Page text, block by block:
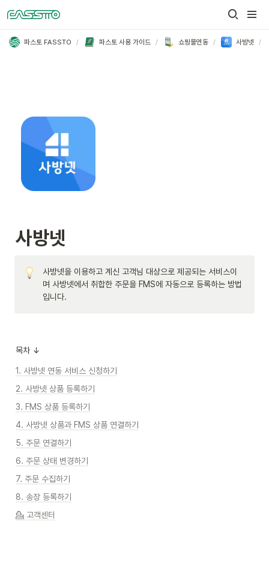
파스토 FASSTO / 파스토 사용 가이드 / 쇼핑몰연동 / 사방넷 /
사방넷
사방넷을 이용하고 계신 고객님 대상으로 제공되는 서비스이
며 사방넷에서 취합한 주문을 FMS에 자동으로 등록하는 방법
입니다.
목차 ↓
1. 사방넷 연동 서비스 신청하기
2. 사방넷 상품 등록하기
3. FMS 상품 등록하기
4. 사방넷 상품과 FMS 상품 연결하기
5. 주문 연결하기
6. 주문 상태 변경하기
7. 주문 수집하기
8. 송장 등록하기
💁 고객센터